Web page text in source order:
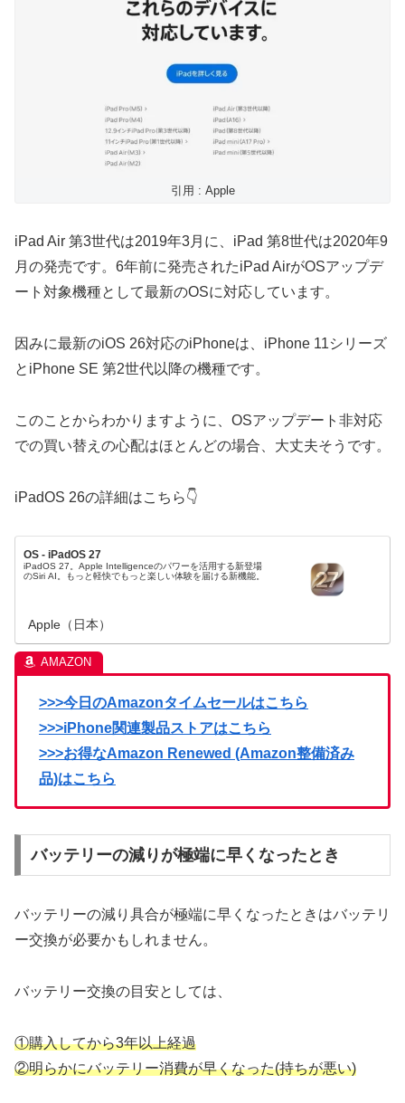
引用 : Apple
iPad Air 第3世代は2019年3月に、iPad 第8世代は2020年9
月の発売です。6年前に発売されたiPad AirがOSアップデ
ート対象機種として最新のOSに対応しています。
因みに最新のiOS 26対応のiPhoneは、iPhone 11シリーズ
とiPhone SE 第2世代以降の機種です。
このことからわかりますように、OSアップデート非対応
での買い替えの心配はほとんどの場合、大丈夫そうです。
iPadOS 26の詳細はこちら👇
OS - iPadOS 27
iPadOS 27。Apple Intelligenceのパワーを活用する新登場
のSiri AI。もっと軽快でもっと楽しい体験を届ける新機能。
Apple（日本）
>>>今日のAmazonタイムセールはこちら
>>>iPhone関連製品ストアはこちら
>>>お得なAmazon Renewed (Amazon整備済み
品)はこちら
バッテリーの減りが極端に早くなったとき
バッテリーの減り具合が極端に早くなったときはバッテリ
ー交換が必要かもしれません。
バッテリー交換の目安としては、
①購入してから3年以上経過
②明らかにバッテリー消費が早くなった(持ちが悪い)